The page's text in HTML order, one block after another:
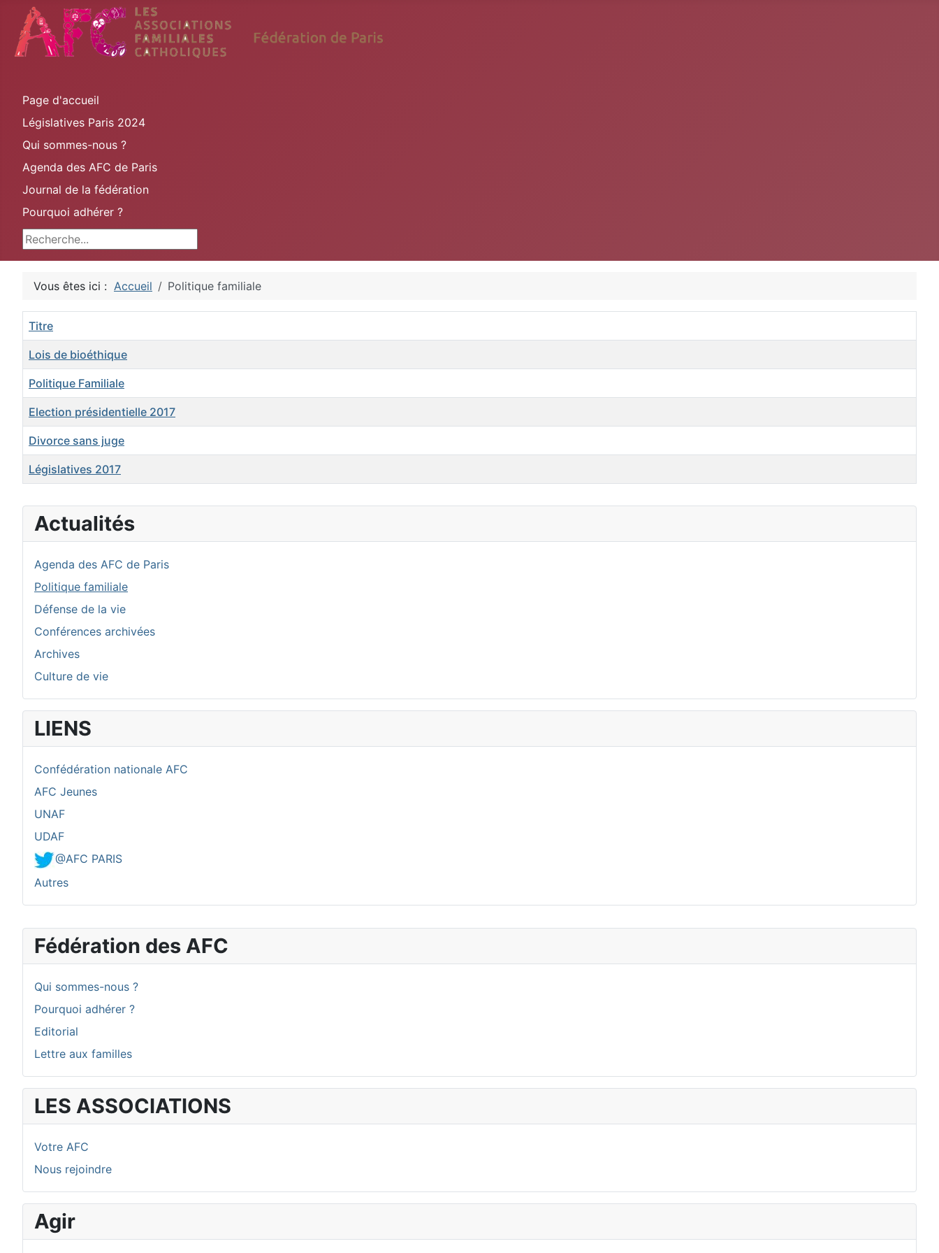
Page d'accueil
Législatives Paris 2024
Qui sommes-nous ?
Agenda des AFC de Paris
Journal de la fédération
Pourquoi adhérer ?
Rechercher
Fédération des AFC
Qui sommes-nous ?
Pourquoi adhérer ?
Editorial
Lettre aux familles
LES ASSOCIATIONS
Votre AFC
Nous rejoindre
Agir
Vous êtes ici : Accueil Politique familiale
Titre
Lois de bioéthique
Politique Familiale
Election présidentielle 2017
Divorce sans juge
Législatives 2017
Actualités
Agenda des AFC de Paris
Politique familiale
Défense de la vie
Conférences archivées
Archives
Culture de vie
LIENS
Confédération nationale AFC
AFC Jeunes
UNAF
UDAF
@AFC PARIS
Autres